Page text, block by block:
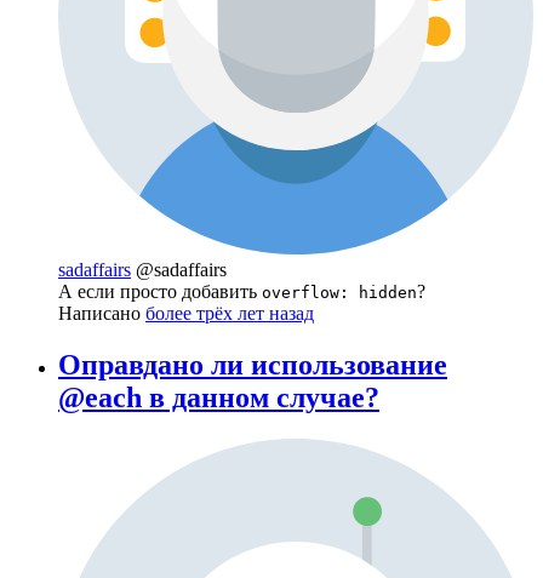
sadaffairs @sadaffairs
А если просто добавить overflow: hidden?
Написано более трёх лет назад
Оправдано ли использование
@each в данном случае?